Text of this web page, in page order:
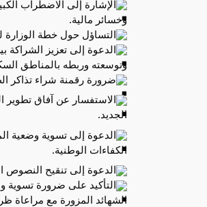
الإشارة إلى الاضطراب
وخسائر مالية.
التساؤل حول خطة الوزارة
الدعوة إلى تعزيز
وتوسعته وربطه بالمناطق
ضرورة رقمنة شراء تذاكر
الاستفسار عن آفاق تطوير
الجديد.
الدعوة إلى تسوية وضعية
الكفاءات الوطنية.
الدعوة إلى تنقيح النصوص
التأكيد على ضرورة تسوية
الشهائد المزورة مع مراعاة